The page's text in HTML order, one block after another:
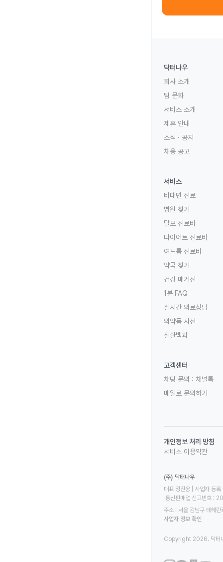
닥터나우
회사 소개
팀 문화
서비스 소개
제휴 안내
소식 · 공지
채용 공고
서비스
비대면 진료
병원 찾기
탈모 진료비
다이어트 진료비
여드름 진료비
약국 찾기
건강 매거진
1분 FAQ
실시간 의료상담
의약품 사전
질환백과
고객센터
채팅 문의 : 채널톡
메일로 문의하기
개인정보 처리 방침
서비스 이용약관
(주) 닥터나우
대표 정진웅 | 사업자
통신판매업 신고번호
주소 : 서울 강남구 테헤
사업자 정보 확인
Copyright 2026. 닥터